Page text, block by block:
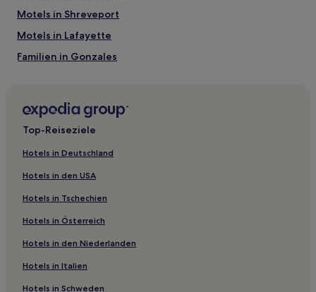
Motels in Shreveport
Motels in Lafayette
Familien in Gonzales
Hotels mit Casino in Shreveport
Günstige in Leesville
Haustierfreundliche in Baton Rouge
Familien in New Iberia
Business in Stadtzentrum Baton Rouge
Hotels mit inbegriffenem Frühstück in Ruston
Hotels mit Parkplatz in Natchitoches
Top-Reiseziele
Hotels in Deutschland
Hotels in den USA
Hotels in Tschechien
Hotels in Österreich
Hotels in den Niederlanden
Hotels in Italien
Hotels in Schweden